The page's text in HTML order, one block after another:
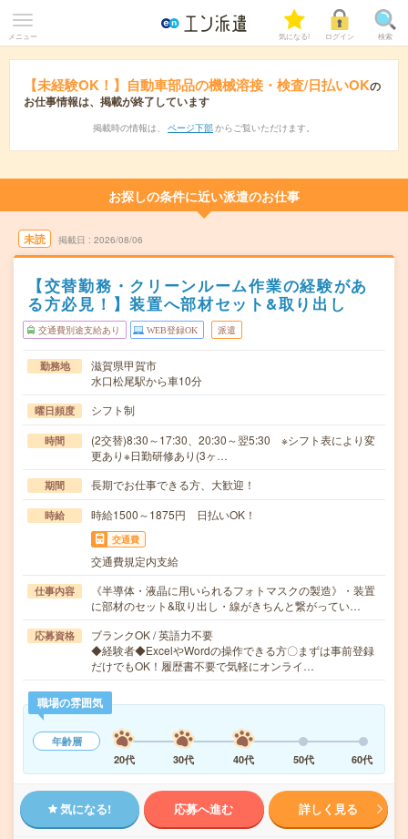
メニュー 気になる! ログイン 検索
【未経験OK！】自動車部品の機械溶接・検査/日払いOKの
お仕事情報は、掲載が終了しています
掲載時の情報は、 ページ下部 からご覧いただけます。
お探しの条件に近い派遣のお仕事
未読 掲載日 2026/08/06
【交替勤務・クリーンルーム作業の経験があ
る方必見！】装置へ部材セット&取り出し
交通費別途支給あり WEB登録OK 派遣
勤務地
滋賀県甲賀市
水口松尾駅から車10分
曜日頻度 シフト制
時間
(2交替)8:30～17:30、20:30～翌5:30 ※シフト表により変
更あり※日勤研修あり(3ヶ…
期間 長期でお仕事できる方、大歓迎！
時給 時給1500～1875円 日払いOK！
交通費
交通費規定内支給
仕事内容
《半導体・液晶に用いられるフォトマスクの製造》・装置
に部材のセット&取り出し・線がきちんと繋がってい…
応募資格
ブランクOK / 英語力不要
◆経験者◆ExcelやWordの操作できる方〇まずは事前登録
だけでもOK！履歴書不要で気軽にオンライ…
職場の雰囲気
年齢層
20代
30代 40代 50代 60代
気になる! 応募へ進む 詳しく見る